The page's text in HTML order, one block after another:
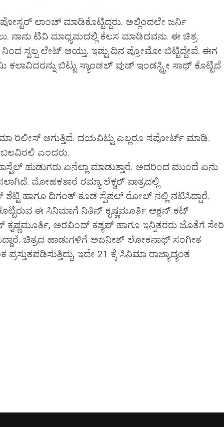
ಲಾಂಚ್ ಮಾಡಿಕೊಟ್ಟಿದ್ದರು. ಅಲ್ಲಿಂದಲೇ ಜರ್ನಿ
ನಾನು ಟಿವಿ ಮಾಧ್ಯಮದಲ್ಲಿ ಕೆಲಸ ಮಾಡಿದವನು. ಈ ಚಿತ್ರ
ಸ್ವಲ್ಪ ಲೇಟ್ ಆಯ್ತು. ಇಷ್ಟು ದಿನ ಪ್ರೋಮೋ ಬಿಟ್ಟಿದ್ದೇವೆ. ಈಗ
ಬಿಟ್ಟು ಸ್ಯಾಂಡಲ್ ವುಡ್ ಇಂಡಸ್ಟ್ರೀ ಸಾಥ್ ಕೊಟ್ಟಿದೆ
ರಿಲೀಸ್ ಆಗುತ್ತಿದೆ. ದಯವಿಟ್ಟು ಎಲ್ಲರೂ ಸಪೋರ್ಟ್ ಮಾಡಿ.
ಎಂದರು.
ಹುಡುಗರು ಏನೆಲ್ಲಾ ಮಾಡುತ್ತಾರೆ. ಅದರಿಂದ ಮುಂದೆ ಏನು
ಮೋಹಕತಾರೆ ರಮ್ಯಾ ಲೆಕ್ಚರ್ ಪಾತ್ರದಲ್ಲಿ
ಶೆಟ್ಟಿ ಹಾಗೂ ದಿಗಂತ್ ಕೂಡ ಸ್ಪೆಷಲ್ ರೋಲ್ ನಲ್ಲಿ ನಟಿಸಿದ್ದಾರೆ.
ಈ ಸಿನಿಮಾಗೆ ನಿತಿನ್ ಕೃಷ್ಣಮೂರ್ತಿ ಆಕ್ಷನ್ ಕಟ್
ಅರವಿಂದ್ ಕಶ್ಯಪ್ ಹಾಗೂ ಇನ್ನಿತರರು ಜೊತೆಗೆ ಸೇರಿ
ಚಿತ್ರದ ಹಾಡುಗಳಿಗೆ ಅಜನೀಶ್‌ ಲೋಕನಾಥ್‌ ಸಂಗೀತ
ಇದೇ 21 ಕ್ಕೆ ಸಿನಿಮಾ ರಾಜ್ಯಾದ್ಯಂತ